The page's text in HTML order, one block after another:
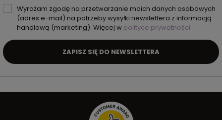
Wyrażam zgodę na przetwarzanie moich danych osobowych
(adres e-mail) na potrzeby wysyłki newslettera z informacją
handlową (marketing). Więcej w polityce prywatności.
ZAPISZ SIĘ DO NEWSLETTERA